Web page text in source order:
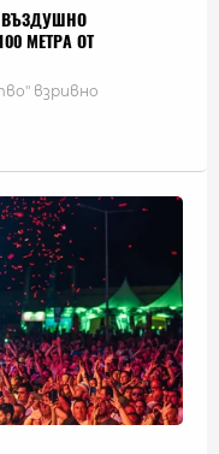
ВЪЗДУШНО
МЕТРА ОТ
взривно